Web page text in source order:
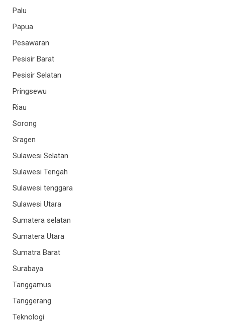
Palu
Papua
Pesawaran
Pesisir Barat
Pesisir Selatan
Pringsewu
Riau
Sorong
Sragen
Sulawesi Selatan
Sulawesi Tengah
Sulawesi tenggara
Sulawesi Utara
Sumatera selatan
Sumatera Utara
Sumatra Barat
Surabaya
Tanggamus
Tanggerang
Teknologi